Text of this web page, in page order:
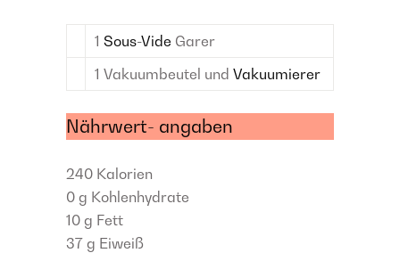
1 Sous-Vide Garer
1 Vakuumbeutel und Vakuumierer
Nährwert- angaben
240 Kalorien
0 g Kohlenhydrate
10 g Fett
37 g Eiweiß